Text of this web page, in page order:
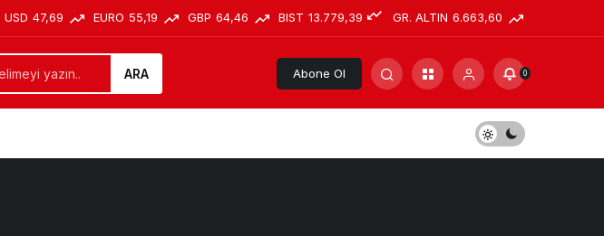
USD 47,69 EURO 55,19 GBP 64,46 BIST 13.779,39 GR. ALTIN 6.663,60
ARA Abone Ol 0